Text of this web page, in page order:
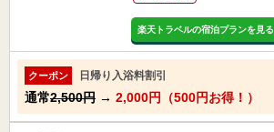
楽天トラベルの宿泊プランを見る
クーポン 日帰り入浴料割引
通常2,500円 → 2,000円（500円お得！）